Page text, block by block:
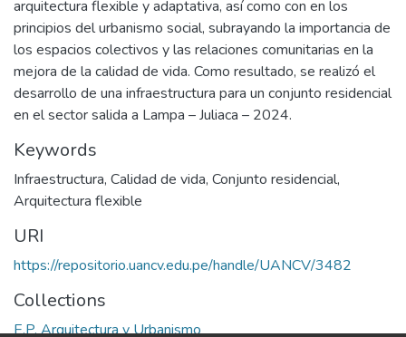
arquitectura flexible y adaptativa, así como con en los
principios del urbanismo social, subrayando la importancia de
los espacios colectivos y las relaciones comunitarias en la
mejora de la calidad de vida. Como resultado, se realizó el
desarrollo de una infraestructura para un conjunto residencial
en el sector salida a Lampa – Juliaca – 2024.
Keywords
Infraestructura, Calidad de vida, Conjunto residencial,
Arquitectura flexible
URI
https://repositorio.uancv.edu.pe/handle/UANCV/3482
Collections
E.P. Arquitectura y Urbanismo